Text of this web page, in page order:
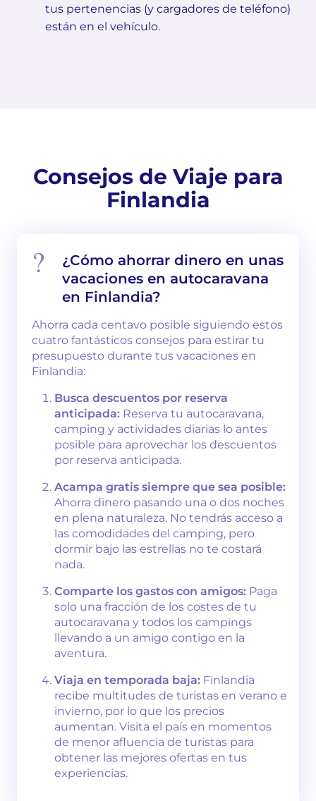
tus pertenencias (y cargadores de teléfono)
están en el vehículo.
Consejos de Viaje para
Finlandia
¿Cómo ahorrar dinero en unas
vacaciones en autocaravana
en Finlandia?
Ahorra cada centavo posible siguiendo estos
cuatro fantásticos consejos para estirar tu
presupuesto durante tus vacaciones en
Finlandia:
Busca descuentos por reserva
anticipada: Reserva tu autocaravana,
camping y actividades diarias lo antes
posible para aprovechar los descuentos
por reserva anticipada.
Acampa gratis siempre que sea posible:
Ahorra dinero pasando una o dos noches
en plena naturaleza. No tendrás acceso a
las comodidades del camping, pero
dormir bajo las estrellas no te costará
nada.
Comparte los gastos con amigos: Paga
solo una fracción de los costes de tu
autocaravana y todos los campings
llevando a un amigo contigo en la
aventura.
Viaja en temporada baja: Finlandia
recibe multitudes de turistas en verano e
invierno, por lo que los precios
aumentan. Visita el país en momentos
de menor afluencia de turistas para
obtener las mejores ofertas en tus
experiencias.